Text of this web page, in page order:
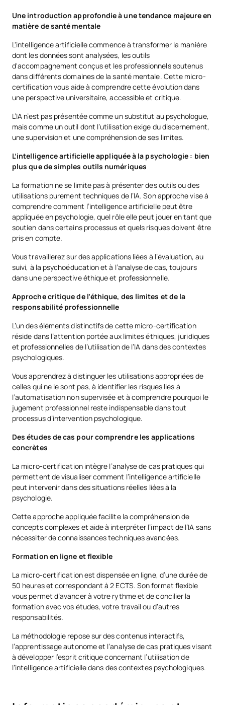
Une introduction approfondie à une tendance majeure en
matière de santé mentale
L'intelligence artificielle commence à transformer la manière
dont les données sont analysées, les outils
d'accompagnement conçus et les professionnels soutenus
dans différents domaines de la santé mentale. Cette micro-
certification vous aide à comprendre cette évolution dans
une perspective universitaire, accessible et critique.
L’IA n’est pas présentée comme un substitut au psychologue,
mais comme un outil dont l’utilisation exige du discernement,
une supervision et une compréhension de ses limites.
L’intelligence artificielle appliquée à la psychologie : bien
plus que de simples outils numériques
La formation ne se limite pas à présenter des outils ou des
utilisations purement techniques de l’IA. Son approche vise à
comprendre comment l’intelligence artificielle peut être
appliquée en psychologie, quel rôle elle peut jouer en tant que
soutien dans certains processus et quels risques doivent être
pris en compte.
Vous travaillerez sur des applications liées à l’évaluation, au
suivi, à la psychoéducation et à l’analyse de cas, toujours
dans une perspective éthique et professionnelle.
Approche critique de l’éthique, des limites et de la
responsabilité professionnelle
L’un des éléments distinctifs de cette micro-certification
réside dans l’attention portée aux limites éthiques, juridiques
et professionnelles de l’utilisation de l’IA dans des contextes
psychologiques.
Vous apprendrez à distinguer les utilisations appropriées de
celles qui ne le sont pas, à identifier les risques liés à
l’automatisation non supervisée et à comprendre pourquoi le
jugement professionnel reste indispensable dans tout
processus d’intervention psychologique.
Des études de cas pour comprendre les applications
concrètes
La micro-certification intègre l’analyse de cas pratiques qui
permettent de visualiser comment l’intelligence artificielle
peut intervenir dans des situations réelles liées à la
psychologie.
Cette approche appliquée facilite la compréhension de
concepts complexes et aide à interpréter l’impact de l’IA sans
nécessiter de connaissances techniques avancées.
Formation en ligne et flexible
La micro-certification est dispensée en ligne, d’une durée de
50 heures et correspondant à 2 ECTS. Son format flexible
vous permet d’avancer à votre rythme et de concilier la
formation avec vos études, votre travail ou d’autres
responsabilités.
La méthodologie repose sur des contenus interactifs,
l’apprentissage autonome et l’analyse de cas pratiques visant
à développer l’esprit critique concernant l’utilisation de
l’intelligence artificielle dans des contextes psychologiques.